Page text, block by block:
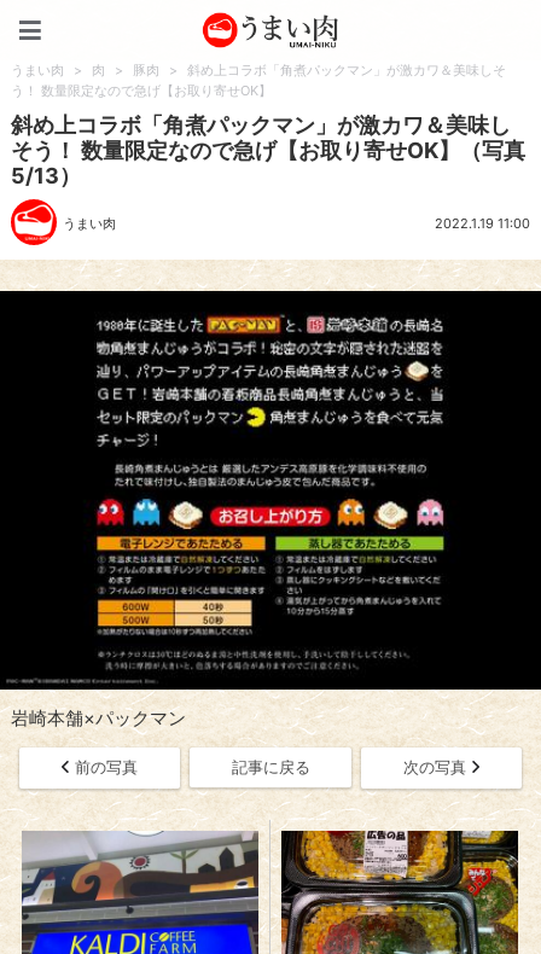
うまい肉 > 肉 > 豚肉 >
斜め上コラボ「角煮パックマン」が激カワ＆美味しそ
う！ 数量限定なので急げ【お取り寄せOK】
斜め上コラボ「角煮パックマン」が激カワ＆美味し
そう！ 数量限定なので急げ【お取り寄せOK】（写真
5/13）
うまい肉 2022.1.19 11:00
岩崎本舗×パックマン
前の写真 記事に戻る 次の写真